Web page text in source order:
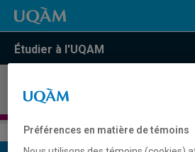
Étudier à l'UQAM
gérontologie sociale
Préférences en matière de témoins